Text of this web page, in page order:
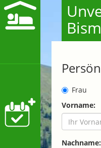
Frau
Vorname:
Nachname: